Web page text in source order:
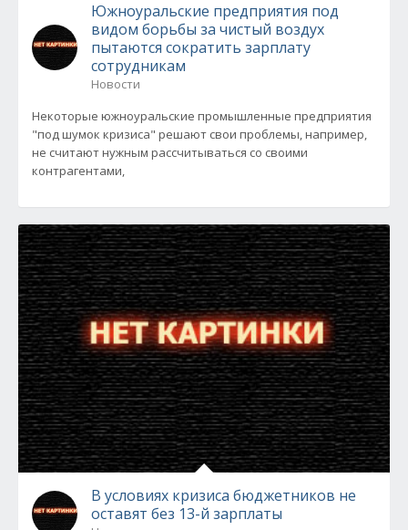
Южноуральские предприятия под
видом борьбы за чистый воздух
пытаются сократить зарплату
сотрудникам
Новости
Некоторые южноуральские промышленные предприятия
"под шумок кризиса" решают свои проблемы, например,
не считают нужным рассчитываться со своими
контрагентами,
В условиях кризиса бюджетников не
оставят без 13-й зарплаты